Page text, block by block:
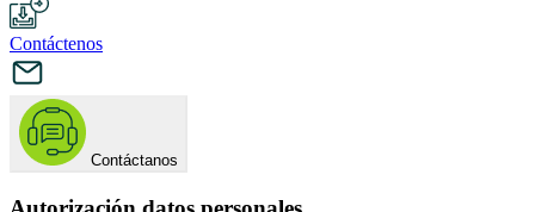
Contáctenos
Contáctanos